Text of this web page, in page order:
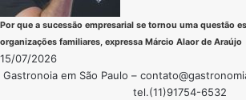
Por que a sucessão empresarial se tornou uma questão
organizações familiares, expressa Márcio Alaor de Araújo
15/07/2026
Gastronoia em São Paulo –
tel.(11)91754-6532